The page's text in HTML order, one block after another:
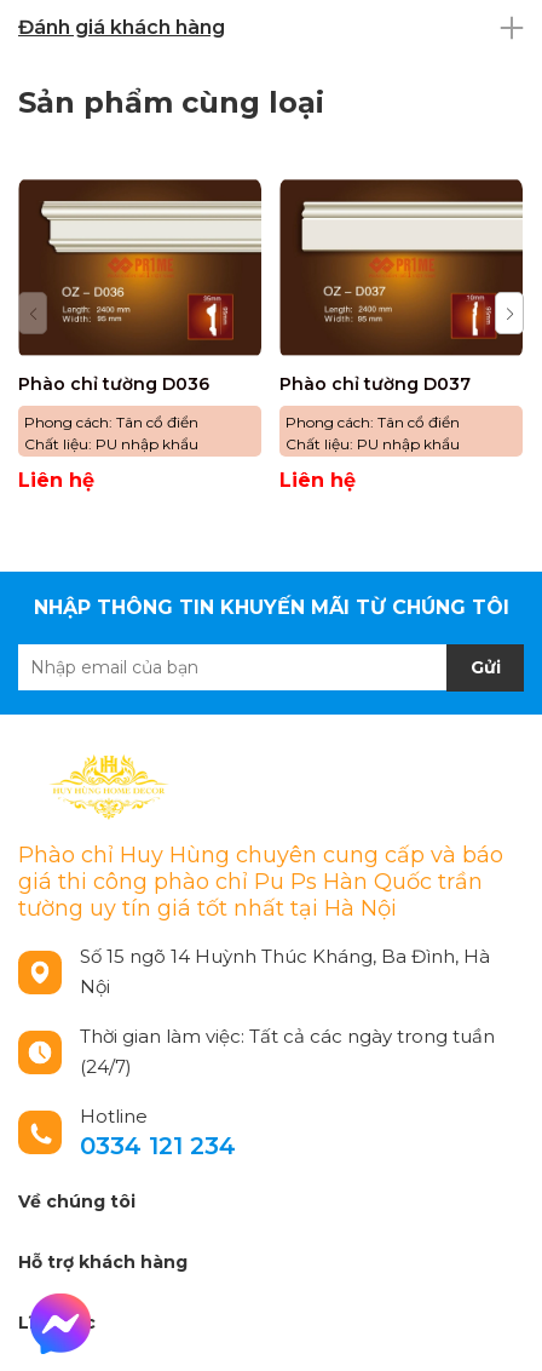
kết cung cấp sản phẩm chất lượng nhất đến cho
khách hàng của mình
mang đến cho quý khách hàng giá thành tốt nhất
trên thị trường hiện nay
hơn 10 năm kinh nghiệm trong nghề, chúng tôi sẽ
luôn có những giải pháp tối ưu, đem lại sản phẩm nội
thất thẩm mỹ nhất đáp ứng nhu cầu của khách hàng.
Bảo hành: 24 tháng.
Đánh giá khách hàng
Sản phẩm cùng loại
Phào chỉ tường D036
Phong cách: Tân cổ điển
Chất liệu: PU nhập khẩu
Liên hệ
Phào chỉ tường D037
Phong cách: Tân cổ điển
Chất liệu: PU nhập khẩu
Liên hệ
NHẬP THÔNG TIN KHUYẾN MÃI TỪ CHÚNG TÔI
Gửi
Phào chỉ Huy Hùng chuyên cung cấp và báo
giá thi công phào chỉ Pu Ps Hàn Quốc trần
tường uy tín giá tốt nhất tại Hà Nội
Số 15 ngõ 14 Huỳnh Thúc Kháng, Ba Đình, Hà
Nội
Thời gian làm việc: Tất cả các ngày trong tuần
(24/7)
Hotline
0334 121 234
Về chúng tôi
Hỗ trợ khách hàng
Lĩnh vực